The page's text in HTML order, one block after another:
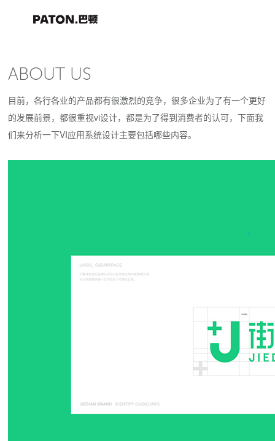
ABOUT US
目前，各行各业的产品都有很激烈的竞争，很多企业为了有一个更好
的发展前景，都很重视vi设计，都是为了得到消费者的认可，下面我
们来分析一下VI应用系统设计主要包括哪些内容。